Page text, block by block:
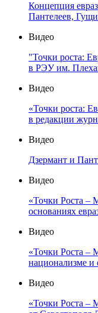
Концепция
Пантелеев,
Видео
"Точки роста:
в РЭУ им.
Видео
«Точки роста:
в редакции
Видео
Дзермант и
Видео
«Точки Роста –
основаниях
Видео
«Точки Роста –
национализме и
Видео
«Точки Роста –